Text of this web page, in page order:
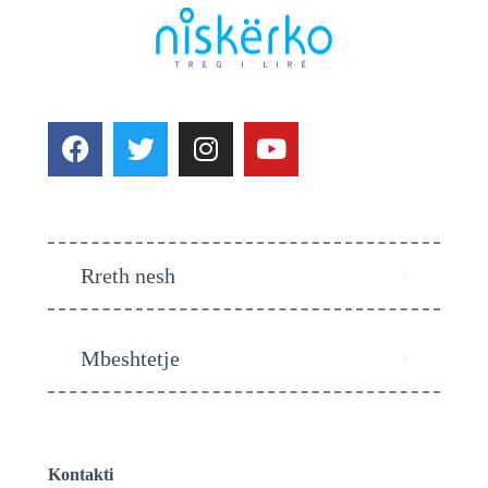
Rreth nesh
Mbeshtetje
Kontakti